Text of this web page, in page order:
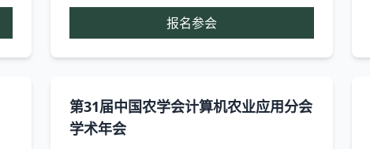
报名参会
第31届中国农学会计算机农业应用分会
学术年会